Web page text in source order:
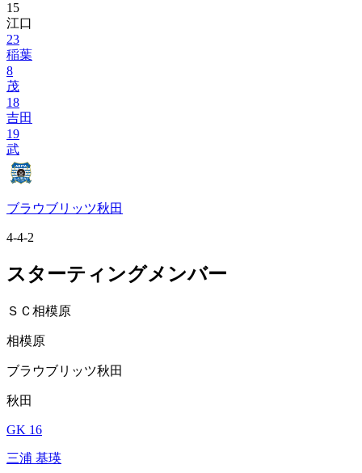
15
江口
23
稲葉
8
茂
18
吉田
19
武
ブラウブリッツ秋田
4-4-2
スターティングメンバー
ＳＣ相模原
相模原
ブラウブリッツ秋田
秋田
GK 16
三浦 基瑛